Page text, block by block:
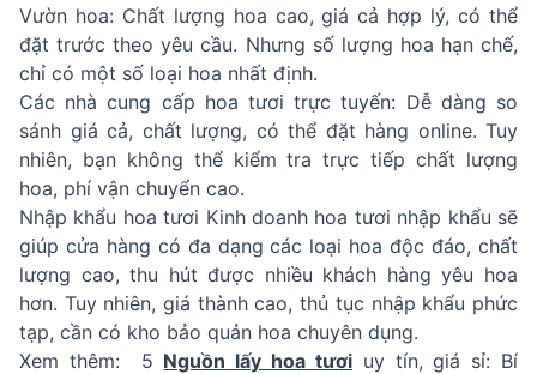
Vườn hoa: Chất lượng hoa cao, giá cả hợp lý, có thể
đặt trước theo yêu cầu. Nhưng số lượng hoa hạn chế,
chỉ có một số loại hoa nhất định.
Các nhà cung cấp hoa tươi trực tuyến: Dễ dàng so
sánh giá cả, chất lượng, có thể đặt hàng online. Tuy
nhiên, bạn không thể kiểm tra trực tiếp chất lượng
hoa, phí vận chuyển cao.
Nhập khẩu hoa tươi Kinh doanh hoa tươi nhập khẩu sẽ
giúp cửa hàng có đa dạng các loại hoa độc đáo, chất
lượng cao, thu hút được nhiều khách hàng yêu hoa
hơn. Tuy nhiên, giá thành cao, thủ tục nhập khẩu phức
tạp, cần có kho bảo quản hoa chuyên dụng.
Xem thêm: 5 Nguồn lấy hoa tươiuy tín, giá sỉ: Bí